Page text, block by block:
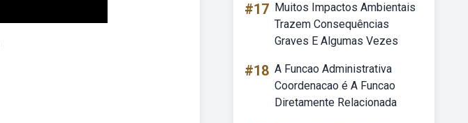
#17 Muitos Impactos Ambientais
Trazem Consequências
Graves E Algumas Vezes
#18 A Funcao Administrativa
Coordenacao é A Funcao
Diretamente Relacionada